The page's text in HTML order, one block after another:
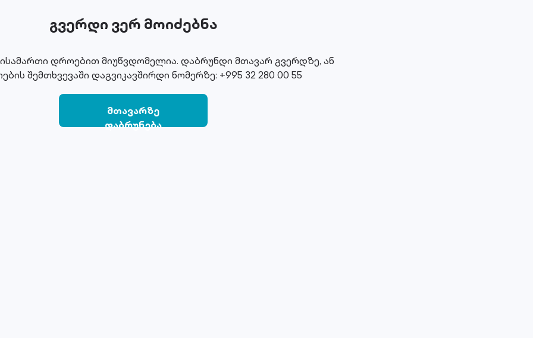
გვერდი ვერ მოიძებნა
დროებით მიუწვდომელია. დაბრუნდი მთავარ გვერდზე, ან
შემთხვევაში დაგვიკავშირდი ნომერზე: +995 32 280 00 55
მთავარზე
დაბრუნება